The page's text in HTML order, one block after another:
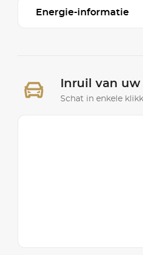
Energie-informatie
Inruil van
Schat in enkele